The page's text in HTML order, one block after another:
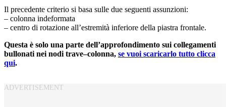
Il precedente criterio si basa sulle due seguenti assunzioni:
– colonna indeformata
– centro di rotazione all’estremità inferiore della piastra frontale.
Questa è solo una parte dell’approfondimento sui collegamenti
bullonati nei nodi trave–colonna, se vuoi scaricarlo tutto clicca
qui.